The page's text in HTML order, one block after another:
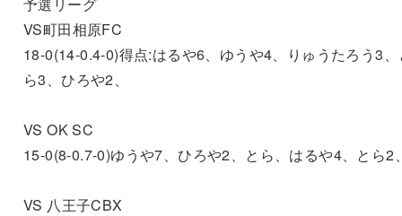
VS町田相原FC
18-0(14-0.4-0)得点:はるや6、ゆうや4、りゅうたろう3、
ら3、ひろや2、
VS OK SC
15-0(8-0.7-0)ゆうや7、ひろや2、とら、はるや4、とら2
VS 八王子CBX